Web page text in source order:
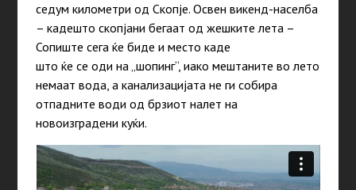
седум километри од Скопје. Освен викенд-населба
– кадешто скопјани бегаат од жешките лета –
Сопиште сега ќе биде и место каде
што ќе се оди на „шопинг“, иако мештаните во лето
немаат вода, а канализацијата не ги собира
отпадните води од брзиот налет на
новоизградени куќи.